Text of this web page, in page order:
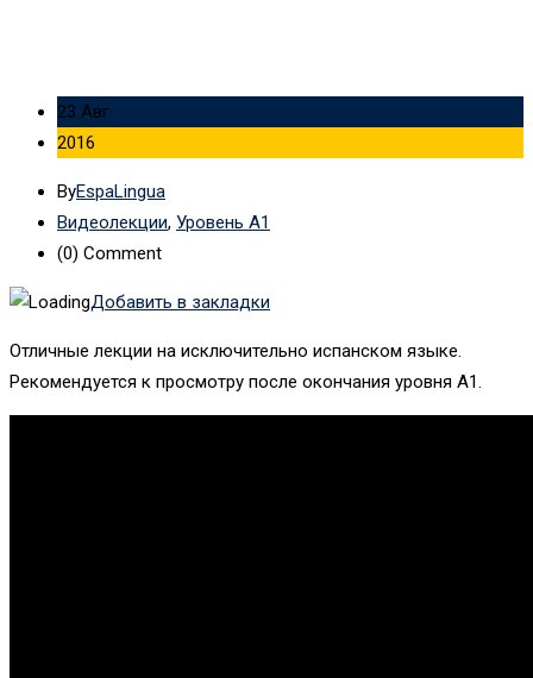
23 Авг
2016
ByEspaLingua
Видеолекции, Уровень А1
(0) Comment
Добавить в закладки
Отличные лекции на исключительно испанском языке.
Рекомендуется к просмотру после окончания уровня А1.